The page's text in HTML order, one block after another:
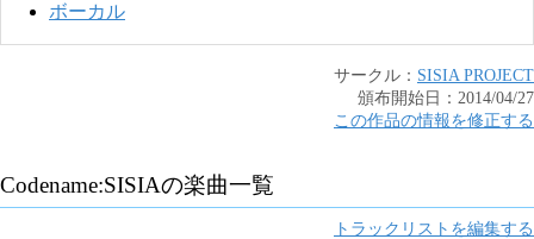
ボーカル
サークル： SISIA PROJECT
頒布開始日： 2014/04/27
この作品の情報を修正する
Codename:SISIAの楽曲一覧
トラックリストを編集する